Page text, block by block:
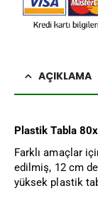
AÇIKLAMA
Plastik Tabla
Farklı amaçlar
edilmiş, 12 cm
yüksek plastik